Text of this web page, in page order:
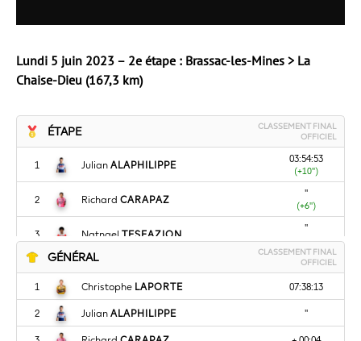
Lundi 5 juin 2023 – 2e étape : Brassac-les-Mines > La
Chaise-Dieu (167,3 km)